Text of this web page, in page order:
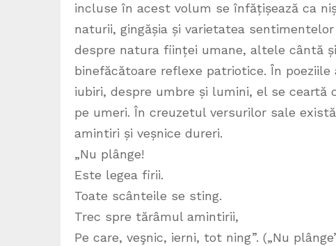
incluse în acest volum se înfățișează ca
naturii, gingășia și varietatea
despre natura ființei umane, altele cântă
binefăcătoare reflexe patriotice. În
iubiri, despre umbre și lumini, el se
pe umeri. În creuzetul versurilor sale
amintiri și veșnice dureri.
„Nu plânge!
Este legea firii.
Toate scânteile se sting.
Trec spre tărâmul amintirii,
Pe care, veşnic, ierni, tot ning”. („Nu